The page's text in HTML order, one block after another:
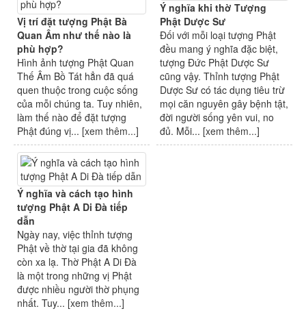
Vị trí đặt tượng Phật Bà
Quan Âm như thế nào là
phù hợp?
Hình ảnh tượng Phật Quan
Thế Âm Bồ Tát hẳn đã quá
quen thuộc trong cuộc sống
của mỗi chúng ta. Tuy nhiên,
làm thế nào để đặt tượng
Phật đúng vị... [xem thêm...]
Ý nghĩa khi thờ Tượng
Phật Dược Sư
Đối với mỗi loại tượng Phật
đều mang ý nghĩa đặc biệt,
tượng Đức Phật Dược Sư
cũng vậy. Thỉnh tượng Phật
Dược Sư có tác dụng tiêu trừ
mọi căn nguyên gây bệnh tật,
đời người sống yên vui, no
đủ. Mỗi... [xem thêm...]
Ý nghĩa và cách tạo hình
tượng Phật A Di Đà tiếp
dẫn
Ngày nay, việc thỉnh tượng
Phật về thờ tại gia đã không
còn xa lạ. Thờ Phật A Di Đà
là một trong những vị Phật
được nhiều người thờ phụng
nhất. Tuy... [xem thêm...]